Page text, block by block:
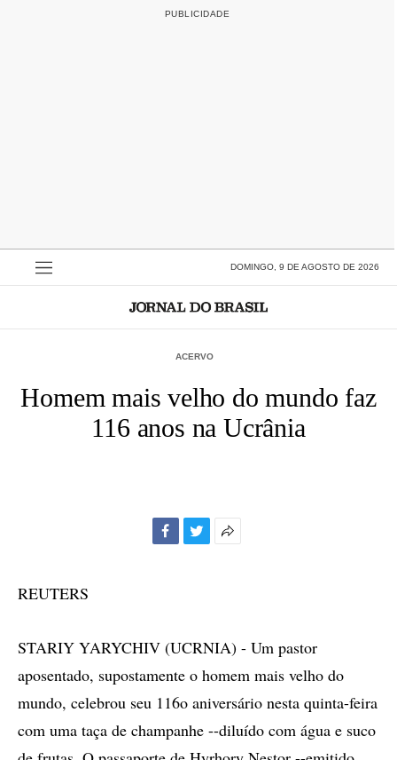
DOMINGO, 9 DE AGOSTO DE 2026
ACERVO
Homem mais velho do mundo faz
116 anos na Ucrânia
REUTERS
STARIY YARYCHIV (UCRNIA) - Um pastor
aposentado, supostamente o homem mais velho do
mundo, celebrou seu 116o aniversário nesta quinta-feira
com uma taça de champanhe --diluído com água e suco